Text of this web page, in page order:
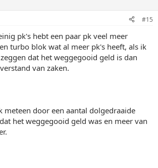
#15
pk's hebt een paar pk veel meer
turbo blok wat al meer pk's heeft, als ik
dat het weggegooid geld is dan
van zaken.
meteen door een aantal dolgedraaide
het weggegooid geld was en meer van